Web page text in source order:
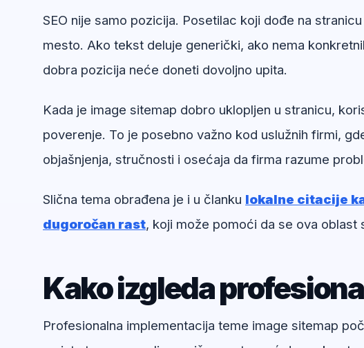
SEO nije samo pozicija. Posetilac koji dođe na
mesto. Ako tekst deluje generički, ako nema
dobra pozicija neće doneti dovoljno upita.
Kada je image sitemap dobro uklopljen u stranicu,
poverenje. To je posebno važno kod uslužnih firmi,
objašnjenja, stručnosti i osećaja da firma razume
Slična tema obrađena je i u članku lokalne citacije
dugoročan rast, koji može pomoći da se ova oblast
Kako izgleda
Profesionalna implementacija teme image sitemap